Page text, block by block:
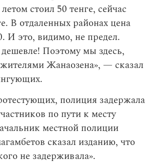
стоил 50 тенге, сейчас
В отдаленных районах цена
И это, видимо, не предел.
дешевле! Поэтому мы здесь,
Жанаозена», — сказал
полиция задержала
по пути к месту
местной полиции
сказал изданию, что
не задерживала».